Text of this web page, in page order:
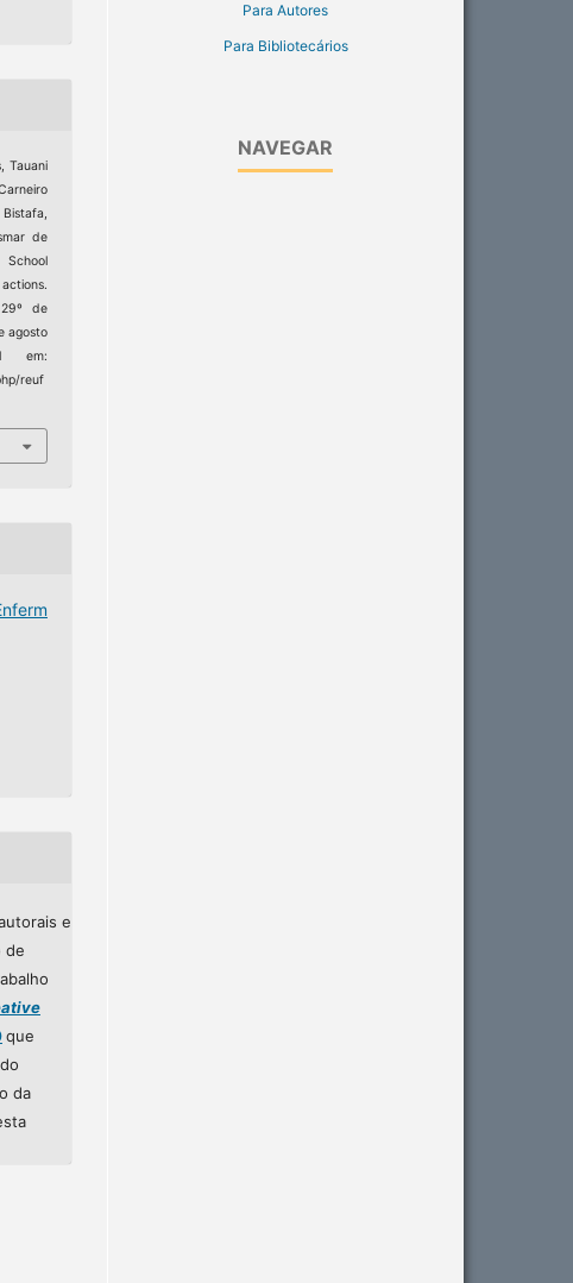
Tauani
de
de
agosto
em:
reuf
e
de
que
da
Para Autores
Para Bibliotecários
NAVEGAR